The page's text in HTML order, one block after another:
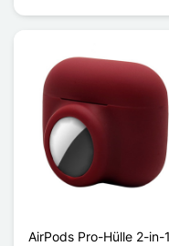
AirPods Pro-Hülle 2-in-